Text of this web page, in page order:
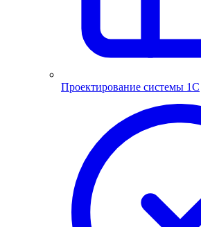
Проектирование системы 1С